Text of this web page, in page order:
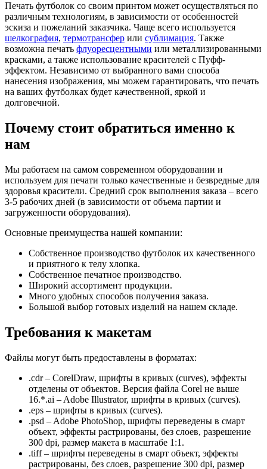
Печать футболок со своим принтом может осуществляться по
различным технологиям, в зависимости от особенностей
эскиза и пожеланий заказчика. Чаще всего используется
шелкография, термотрансфер или сублимация. Также
возможна печать флуоресцентными или металлизированными
красками, а также использование красителей с Пуфф-
эффектом. Независимо от выбранного вами способа
нанесения изображения, мы можем гарантировать, что печать
на ваших футболках будет качественной, яркой и
долговечной.
Почему стоит обратиться именно к
нам
Мы работаем на самом современном оборудовании и
используем для печати только качественные и безвредные для
здоровья красители. Средний срок выполнения заказа – всего
3-5 рабочих дней (в зависимости от объема партии и
загруженности оборудования).
Основные преимущества нашей компании:
Собственное производство футболок их качественного
и приятного к телу хлопка.
Собственное печатное производство.
Широкий ассортимент продукции.
Много удобных способов получения заказа.
Большой выбор готовых изделий на нашем складе.
Требования к макетам
Файлы могут быть предоставлены в форматах:
.cdr – CorelDraw, шрифты в кривых (curves), эффекты
отделены от объектов. Версия файла Corel не выше
16.*.ai – Adobe Illustrator, шрифты в кривых (curves).
.eps – шрифты в кривых (curves).
.psd – Adobe PhotoShop, шрифты переведены в смарт
объект, эффекты растрированы, без слоев, разрешение
300 dpi, размер макета в масштабе 1:1.
.tiff – шрифты переведены в смарт объект, эффекты
растрированы, без слоев, разрешение 300 dpi, размер